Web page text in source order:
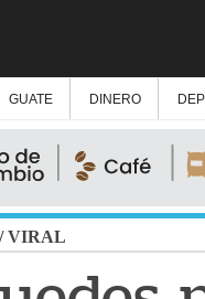
GUATE DINERO
/VIRAL